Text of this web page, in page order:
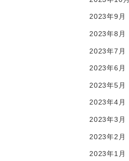
2023年9月
2023年8月
2023年7月
2023年6月
2023年5月
2023年4月
2023年3月
2023年2月
2023年1月